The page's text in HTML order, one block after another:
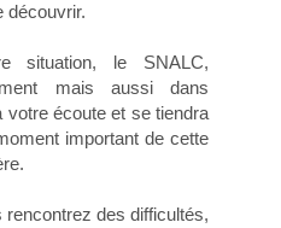
découvrir.
situation, le SNALC,
mais aussi dans
écoute et se tiendra
important de cette
des difficultés,